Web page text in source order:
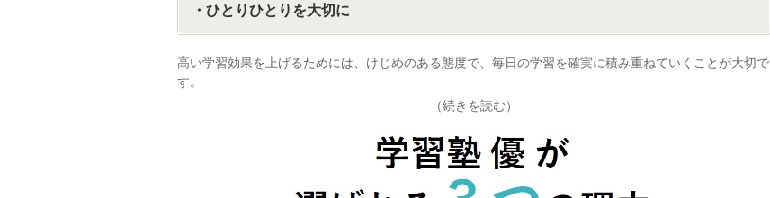
・ひとりひとりを大切に
高い学習効果を上げるためには、けじめのある態度で、毎日の学習を確実に積み重ねていくことが大切で
す。
（続きを読む）